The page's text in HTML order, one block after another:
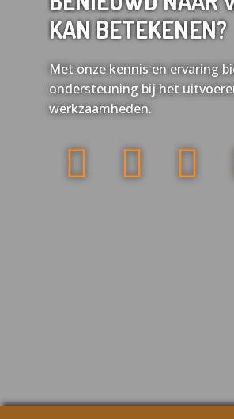
KAN BETEKENEN?
Met onze kennis en ervaring
ondersteuning bij het
werkzaamheden.